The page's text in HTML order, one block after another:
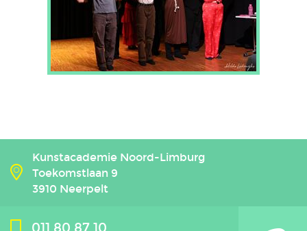
Kunstacademie Noord-Limburg
Toekomstlaan 9
3910 Neerpelt